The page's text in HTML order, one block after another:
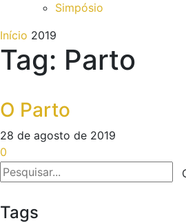
Simpósio
Início 2019
Tag: Parto
O Parto
28 de agosto de 2019
0
Tags